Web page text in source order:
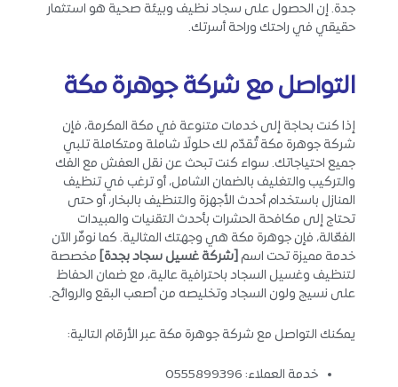
جدة. إن الحصول على سجاد نظيف وبيئة صحية هو استثمار
حقيقي في راحتك وراحة أسرتك.
التواصل مع شركة جوهرة مكة
إذا كنت بحاجة إلى خدمات متنوعة في مكة المكرمة، فإن
شركة جوهرة مكة تُقدّم لك حلولًا شاملة ومتكاملة تلبي
جميع احتياجاتك. سواء كنت تبحث عن نقل العفش مع الفك
والتركيب والتغليف بالضمان الشامل، أو ترغب في تنظيف
المنازل باستخدام أحدث الأجهزة والتنظيف بالبخار، أو حتى
تحتاج إلى مكافحة الحشرات بأحدث التقنيات والمبيدات
الفعّالة، فإن جوهرة مكة هي وجهتك المثالية. كما نوفّر الآن
خدمة مميزة تحت اسم [شركة غسيل سجاد بجدة] مخصصة
لتنظيف وغسيل السجاد باحترافية عالية، مع ضمان الحفاظ
على نسيج ولون السجاد وتخليصه من أصعب البقع والروائح.
يمكنك التواصل مع شركة جوهرة مكة عبر الأرقام التالية:
خدمة العملاء: 0555899396